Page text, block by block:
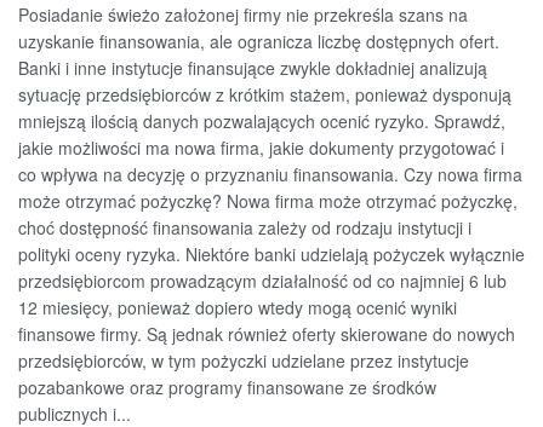
Posiadanie świeżo założonej firmy nie przekreśla szans na
uzyskanie finansowania, ale ogranicza liczbę dostępnych ofert.
Banki i inne instytucje finansujące zwykle dokładniej analizują
sytuację przedsiębiorców z krótkim stażem, ponieważ dysponują
mniejszą ilością danych pozwalających ocenić ryzyko. Sprawdź,
jakie możliwości ma nowa firma, jakie dokumenty przygotować i
co wpływa na decyzję o przyznaniu finansowania. Czy nowa firma
może otrzymać pożyczkę? Nowa firma może otrzymać pożyczkę,
choć dostępność finansowania zależy od rodzaju instytucji i
polityki oceny ryzyka. Niektóre banki udzielają pożyczek wyłącznie
przedsiębiorcom prowadzącym działalność od co najmniej 6 lub
12 miesięcy, ponieważ dopiero wtedy mogą ocenić wyniki
finansowe firmy. Są jednak również oferty skierowane do nowych
przedsiębiorców, w tym pożyczki udzielane przez instytucje
pozabankowe oraz programy finansowane ze środków
publicznych i...